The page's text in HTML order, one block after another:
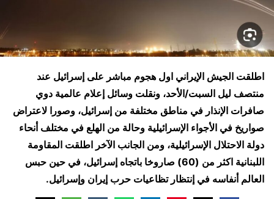
اطلقت الجيش الإيراني اول هجوم مباشر على إسرائيل عند
منتصف ليل السبت/الأحد، ونقلت وسائل إعلام عالمية دوي
صافرات الإنذار في مناطق مختلفة من إسرائيل، وصورا لاعتراض
صواريخ في الأجواء الإسرائيلية وحالة من الهلع في مختلف أنحاء
دولة الاحتلال الإسرائيلية، ومن الجانب الآخر اطلقت المقاومة
اللبنانية اكثر من (60) صاروخا باتجاه إسرائيل، في حين حبس
العالم أنفاسه في إنتظار تظاعيات حرب إيران وإسرائيل.